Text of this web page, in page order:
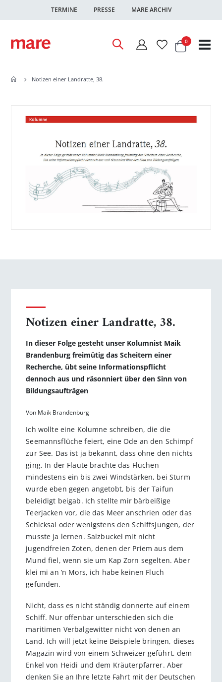
TERMINE PRESSE MARE ARCHIV
Warenkorb
0Artikel
Notizen einer Landratte, 38.
Ende
springen
Anfang
springen
Notizen einer Landratte, 38.
In dieser Folge gesteht unser Kolumnist Maik
Brandenburg freimütig das Scheitern einer
Recherche, übt seine Informationspflicht
dennoch aus und räsonniert über den Sinn von
Bildungsaufträgen
Von Maik Brandenburg
Ich wollte eine Kolumne schreiben, die die
Seemannsflüche feiert, eine Ode an den Schimpf
zur See. Das ist ja bekannt, dass ohne den nichts
ging. In der Flaute brachte das Fluchen
mindestens ein bis zwei Windstärken, bei Sturm
wurde eben gegen angetobt, bis der Taifun
beleidigt beigab. Ich stellte mir bärbeißige
Teerjacken vor, die das Meer anschrien oder das
Schicksal oder wenigstens den Schiffsjungen, der
musste ja lernen. Salzbuckel mit nicht
jugendfreien Zoten, denen der Priem aus dem
Mund fiel, wenn sie um Kap Zorn segelten. Aber
klei mi an ’n Mors, ich habe keinen Fluch
gefunden.
Nicht, dass es nicht ständig donnerte auf einem
Schiff. Nur offenbar unterschieden sich die
maritimen Verbalgewitter nicht von denen an
Land. Ich will jetzt keine Beispiele bringen, dieses
Magazin wird von einem Schweizer geführt, dem
Enkel von Heidi und dem Kräuterpfarrer. Aber
denken Sie an Ihre letzte Fahrt mit der Deutschen